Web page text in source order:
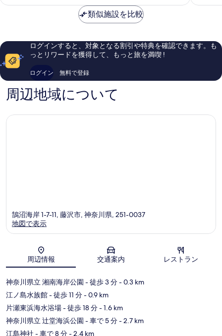
沢
常
口
ミ
608
の
口
ミ
常
口
コ
類似施設を比較
ログインすると、対象となる割引や特典を確認できます。も
っとリワードを獲得して、もっと旅を満喫 !
ログイン 無料で登録
周辺地域について
地図
鵠沼海岸 1-7-11, 藤沢市, 神奈川県, 251-0037
地図で表示
周辺情報 交通案内 レストラン
神奈川県立 湘南海岸公園 - 徒歩 3 分- 0.3 km
江ノ島水族館- 徒歩 11 分- 0.9 km
片瀬東浜海水浴場- 徒歩 18 分- 1.6 km
神奈川県立 辻堂海浜公園 - 車で 5 分- 2.7 km
江島神社 - 車で 8 分- 2.4 km